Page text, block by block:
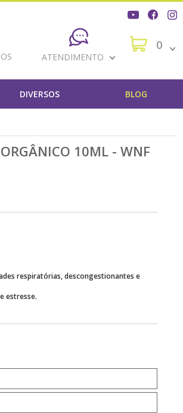
ATENDIMENTO
0
DIVERSOS BLOG
10ML - WNF
respiratórias, descongestionantes e
estresse.